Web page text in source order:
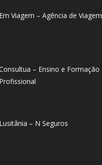
Em Viagem – Agência de Viagem
– Ensino e Formação
Profissional
Lusitânia – N Seguros